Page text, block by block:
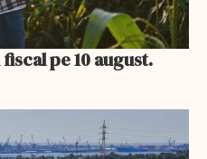
pe 10 august.